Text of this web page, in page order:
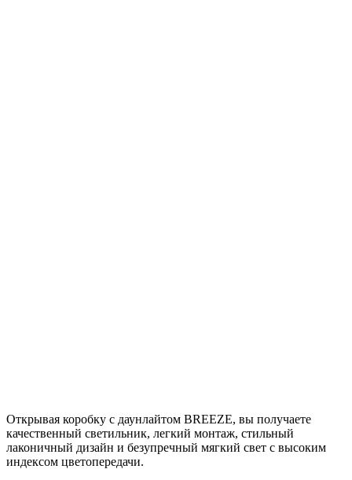
Открывая коробку с даунлайтом BREEZE, вы получаете
качественный светильник, легкий монтаж, стильный
лаконичный дизайн и безупречный мягкий свет с высоким
индексом цветопередачи.